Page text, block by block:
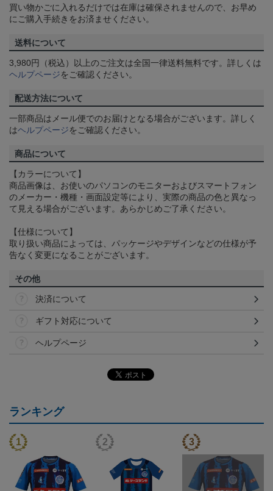
買い物かごに入れるだけでは在庫は確保されませんので、お早め
にご購入手続きをお済ませください。
送料について
3,980円（税込）以上のご注文は全国一律送料無料です。詳しくは
ヘルプページをご確認ください。
配送方法について
一部商品はメール便でのお届けとなる場合がございます。詳しく
はヘルプページをご確認ください。
商品について
【カラーについて】
商品画像は、お使いのパソコンのモニターおよびスマートフォン
のメーカー・機種・画面設定等により、実際の商品の色と異なっ
て見える場合がございます。あらかじめご了承ください。
【仕様について】
取り扱い商品によっては、パッケージやデザインなどの仕様が予
告なく変更になることがございます。
その他
決済について
ギフト対応について
ヘルプページ
ランキング